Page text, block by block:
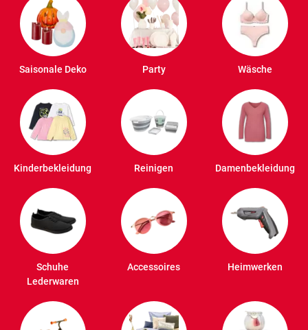
Saisonale Deko Party Wäsche
Kinderbekleidung Reinigen Damenbekleidung
Schuhe
Lederwaren
Accessoires Heimwerken